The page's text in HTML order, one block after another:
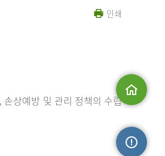
맵
인쇄
손상예방 및 관리 정책의 수립